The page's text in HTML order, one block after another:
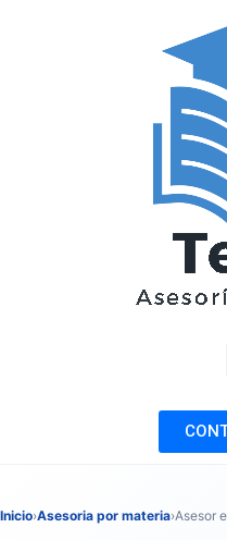
Inicio›Asesoria por materia›Asesor